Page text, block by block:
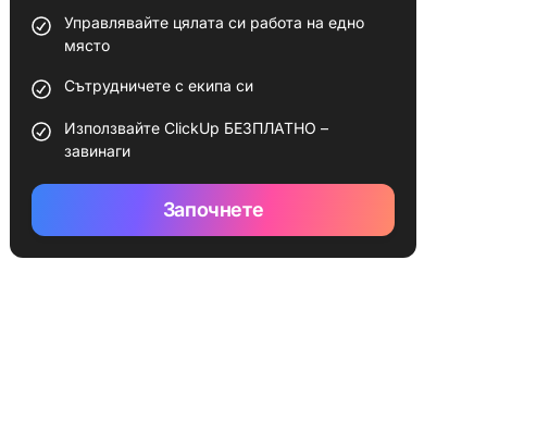
Управлявайте цялата си работа на едно
място
Сътрудничете с екипа си
Използвайте ClickUp БЕЗПЛАТНО –
завинаги
Започнете